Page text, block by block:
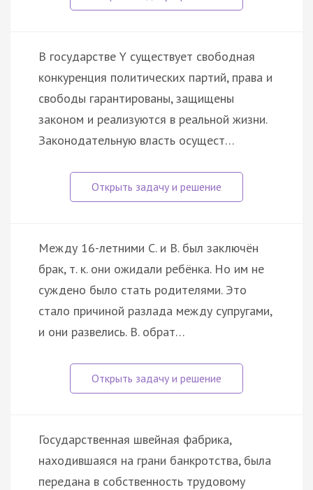
В государстве Y существует свободная
конкуренция политических партий, права и
свободы гарантированы, защищены
законом и реализуются в реальной жизни.
Законодательную власть осущест…
Между 16-летними С. и В. был заключён
брак, т. к. они ожидали ребёнка. Но им не
суждено было стать родителями. Это
стало причиной разлада между супругами,
и они развелись. В. обрат…
Государственная швейная фабрика,
находившаяся на грани банкротства, была
передана в собственность трудовому